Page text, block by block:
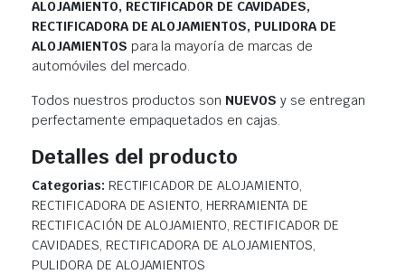
ALOJAMIENTO, RECTIFICADOR DE CAVIDADES,
RECTIFICADORA DE ALOJAMIENTOS, PULIDORA DE
ALOJAMIENTOS para la mayoría de marcas de
automóviles del mercado.
Todos nuestros productos son NUEVOS y se entregan
perfectamente empaquetados en cajas.
Detalles del producto
Categorias: RECTIFICADOR DE ALOJAMIENTO,
RECTIFICADORA DE ASIENTO, HERRAMIENTA DE
RECTIFICACIÓN DE ALOJAMIENTO, RECTIFICADOR DE
CAVIDADES, RECTIFICADORA DE ALOJAMIENTOS,
PULIDORA DE ALOJAMIENTOS